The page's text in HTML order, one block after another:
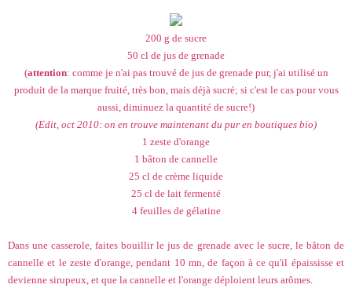
200 g de sucre
50 cl de jus de grenade
(attention: comme je n'ai pas trouvé de jus de grenade pur, j'ai utilisé un
produit de la marque fruité, très bon, mais déjà sucré; si c'est le cas pour vous
aussi, diminuez la quantité de sucre!)
(Edit, oct 2010: on en trouve maintenant du pur en boutiques bio)
1 zeste d'orange
1 bâton de cannelle
25 cl de crème liquide
25 cl de lait fermenté
4 feuilles de gélatine
Dans une casserole, faites bouillir le jus de grenade avec le sucre, le bâton de
cannelle et le zeste d'orange, pendant 10 mn, de façon à ce qu'il épaississe et
devienne sirupeux, et que la cannelle et l'orange déploient leurs arômes.